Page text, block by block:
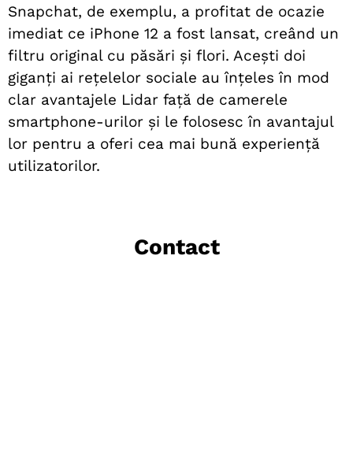
Snapchat, de exemplu, a profitat de ocazie
imediat ce iPhone 12 a fost lansat, creând un
filtru original cu păsări și flori. Acești doi
giganți ai rețelelor sociale au înțeles în mod
clar avantajele Lidar față de camerele
smartphone-urilor și le folosesc în avantajul
lor pentru a oferi cea mai bună experiență
utilizatorilor.
Contact